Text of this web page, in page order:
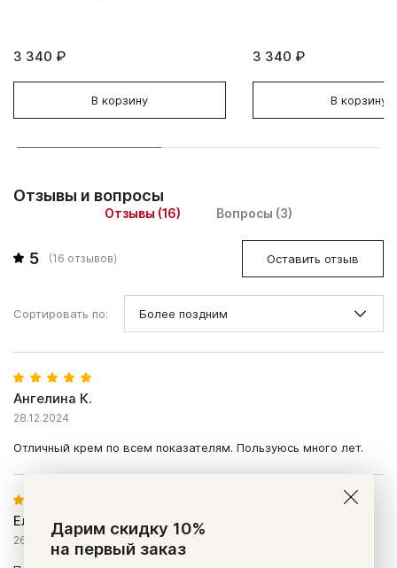
3 340 ₽
В корзину
3 340 ₽
В корзину
Отзывы и вопросы
Отзывы (16) Вопросы (3)
5 (16 отзывов) Оставить отзыв
Сортировать по:
Ангелина К.
28.12.2024
Отличный крем по всем показателям. Пользуюсь много лет.
Елена
26.12.2024
Дарим скидку 10%
на первый заказ